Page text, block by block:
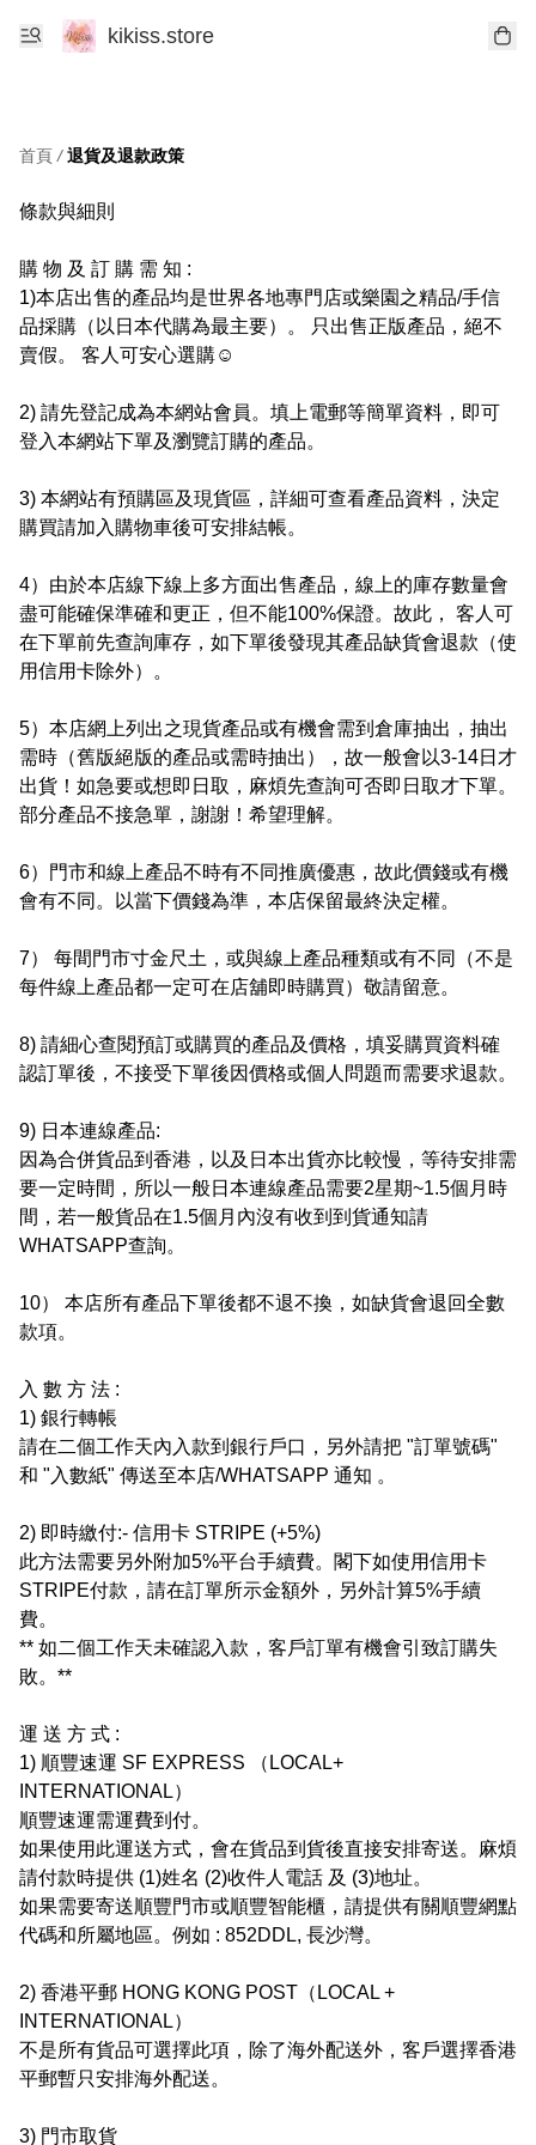
kikiss.store
首頁 / 退貨及退款政策
條款與細則
購 物 及 訂 購 需 知 :
1)本店出售的產品均是世界各地專門店或樂園之精品/手信
品採購（以日本代購為最主要）。 只出售正版產品，絕不
賣假。 客人可安心選購☺️
2) 請先登記成為本網站會員。填上電郵等簡單資料，即可
登入本網站下單及瀏覽訂購的產品。
3) 本網站有預購區及現貨區，詳細可查看產品資料，決定
購買請加入購物車後可安排結帳。
4）由於本店線下線上多方面出售產品，線上的庫存數量會
盡可能確保準確和更正，但不能100%保證。故此， 客人可
在下單前先查詢庫存，如下單後發現其產品缺貨會退款（使
用信用卡除外）。
5）本店網上列出之現貨產品或有機會需到倉庫抽出，抽出
需時（舊版絕版的產品或需時抽出），故一般會以3-14日才
出貨！如急要或想即日取，麻煩先查詢可否即日取才下單。
部分產品不接急單，謝謝！希望理解。
6）門市和線上產品不時有不同推廣優惠，故此價錢或有機
會有不同。以當下價錢為準，本店保留最終決定權。
7） 每間門市寸金尺土，或與線上產品種類或有不同（不是
每件線上產品都一定可在店舖即時購買）敬請留意。
8) 請細心查閱預訂或購買的產品及價格，填妥購買資料確
認訂單後，不接受下單後因價格或個人問題而需要求退款。
9) 日本連線產品:
因為合併貨品到香港，以及日本出貨亦比較慢，等待安排需
要一定時間，所以一般日本連線產品需要2星期~1.5個月時
間，若一般貨品在1.5個月內沒有收到到貨通知請
WHATSAPP查詢。
10） 本店所有產品下單後都不退不換，如缺貨會退回全數
款項。
入 數 方 法 :
1) 銀行轉帳
請在二個工作天內入款到銀行戶口，另外請把 "訂單號碼"
和 "入數紙" 傳送至本店/WHATSAPP 通知 。
2) 即時繳付:- 信用卡 STRIPE (+5%)
此方法需要另外附加5%平台手續費。閣下如使用信用卡
STRIPE付款，請在訂單所示金額外，另外計算5%手續
費。
** 如二個工作天未確認入款，客戶訂單有機會引致訂購失
敗。**
運 送 方 式 :
1) 順豐速運 SF EXPRESS （LOCAL+
INTERNATIONAL）
順豐速運需運費到付。
如果使用此運送方式，會在貨品到貨後直接安排寄送。麻煩
請付款時提供 (1)姓名 (2)收件人電話 及 (3)地址。
如果需要寄送順豐門市或順豐智能櫃，請提供有關順豐網點
代碼和所屬地區。例如 : 852DDL, 長沙灣。
2) 香港平郵 HONG KONG POST（LOCAL +
INTERNATIONAL）
不是所有貨品可選擇此項，除了海外配送外，客戶選擇香港
平郵暫只安排海外配送。
3) 門市取貨